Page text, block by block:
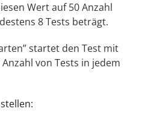
Wert auf 50 Anzahl
8 Tests beträgt.
startet den Test mit
von Tests in jedem